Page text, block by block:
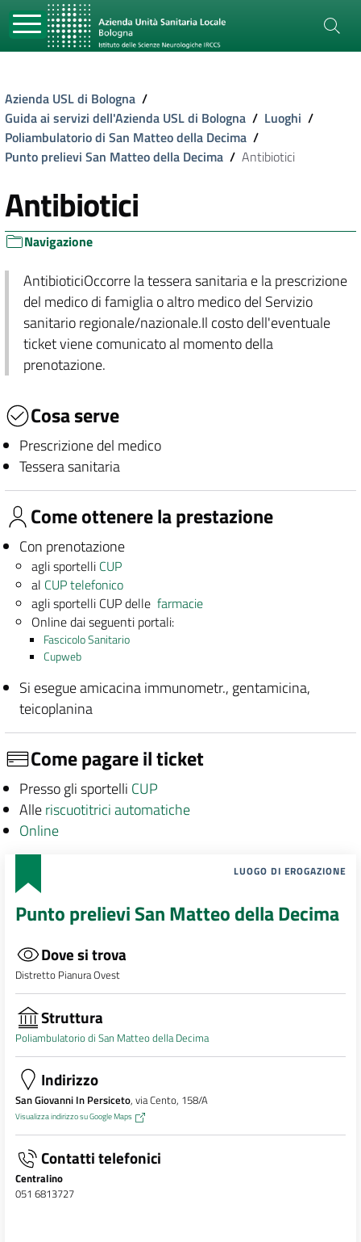
Azienda USL di Bologna /
Guida ai servizi dell'Azienda USL di Bologna / Luoghi /
Poliambulatorio di San Matteo della Decima /
Punto prelievi San Matteo della Decima / Antibiotici
Antibiotici
Navigazione
AntibioticiOccorre la tessera sanitaria e la prescrizione
del medico di famiglia o altro medico del Servizio
sanitario regionale/nazionale.Il costo dell'eventuale
ticket viene comunicato al momento della
prenotazione.
Cosa serve
Prescrizione del medico
Tessera sanitaria
Come ottenere la prestazione
Con prenotazione
agli sportelli CUP
al CUP telefonico
agli sportelli CUP dellefarmacie
Online dai seguenti portali:
Fascicolo Sanitario
Cupweb
Si esegue amicacina immunometr., gentamicina,
teicoplanina
Come pagare il ticket
Presso gli sportelli CUP
Alleriscuotitrici automatiche
Online
LUOGO DI EROGAZIONE
Punto prelievi San Matteo della Decima
Dove si trova
Distretto Pianura Ovest
Struttura
Poliambulatorio di San Matteo della Decima
Indirizzo
San Giovanni In Persiceto, via Cento, 158/A
Visualizza indirizzo su Google Maps
Contatti telefonici
Centralino
051 6813727